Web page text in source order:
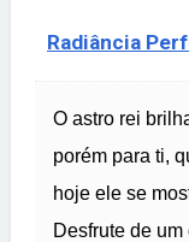
Radiância
O astro rei
porém para ti,
hoje ele se
Desfrute de